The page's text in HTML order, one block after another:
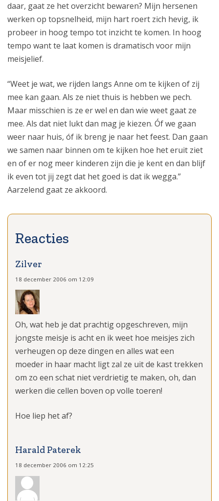
daar, gaat ze het overzicht bewaren? Mijn hersenen
werken op topsnelheid, mijn hart roert zich hevig, ik
probeer in hoog tempo tot inzicht te komen. In hoog
tempo want te laat komen is dramatisch voor mijn
meisjelief.
“Weet je wat, we rijden langs Anne om te kijken of zij
mee kan gaan. Als ze niet thuis is hebben we pech.
Maar misschien is ze er wel en dan wie weet gaat ze
mee. Als dat niet lukt dan mag je kiezen. Óf we gaan
weer naar huis, óf ik breng je naar het feest. Dan gaan
we samen naar binnen om te kijken hoe het eruit ziet
en of er nog meer kinderen zijn die je kent en dan blijf
ik even tot jij zegt dat het goed is dat ik wegga.”
Aarzelend gaat ze akkoord.
Zilver
18 december 2006 om 12:09
Oh, wat heb je dat prachtig opgeschreven, mijn
jongste meisje is acht en ik weet hoe meisjes zich
verheugen op deze dingen en alles wat een
moeder in haar macht ligt zal ze uit de kast trekken
om zo een schat niet verdrietig te maken, oh, dan
werken die cellen boven op volle toeren!
Hoe liep het af?
Harald Paterek
18 december 2006 om 12:25